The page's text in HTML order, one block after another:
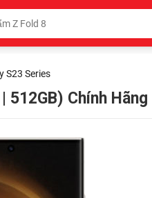
S23 Series
512GB) Chính Hãng